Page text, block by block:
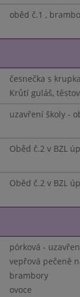
oběd č.1 ,
česnečka s
Krůtí guláš,
uzavření školy -
Oběd č.2 v BZL
Oběd č.2 v BZL
pórková -
vepřová pečeně
brambory
ovoce